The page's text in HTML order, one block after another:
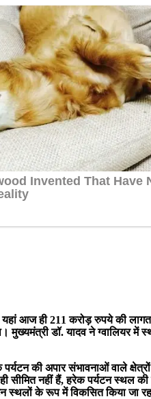
आज ही 211 करोड़ रुपये की लागत
डॉ. यादव ने ग्वालियर में
की अपार संभावनाओं वाले क्षेत्रों
सीमित नहीं हैं, हरेक पर्यटन स्थल
स्थलों के रूप में विकसित किया जा